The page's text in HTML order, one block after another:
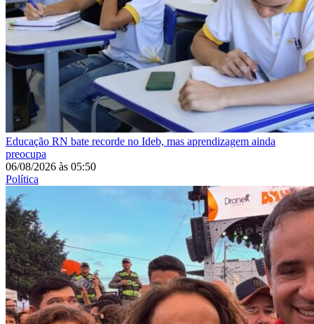
Educação RN bate recorde no Ideb, mas aprendizagem ainda
preocupa
06/08/2026 às 05:50
Política